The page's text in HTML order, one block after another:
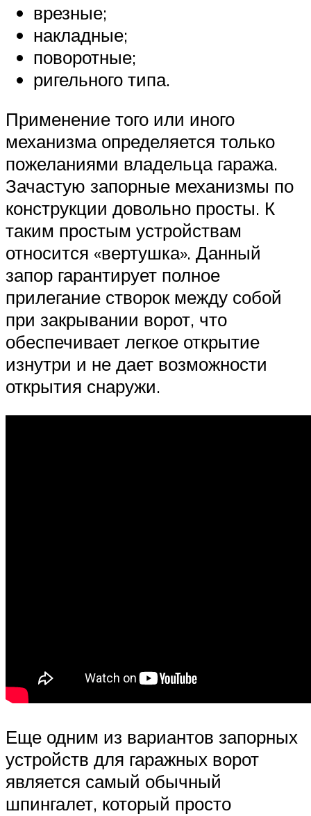
врезные;
накладные;
поворотные;
ригельного типа.
Применение того или иного
механизма определяется только
пожеланиями владельца гаража.
Зачастую запорные механизмы по
конструкции довольно просты. К
таким простым устройствам
относится «вертушка». Данный
запор гарантирует полное
прилегание створок между собой
при закрывании ворот, что
обеспечивает легкое открытие
изнутри и не дает возможности
открытия снаружи.
Еще одним из вариантов запорных
устройств для гаражных ворот
является самый обычный
шпингалет, который просто